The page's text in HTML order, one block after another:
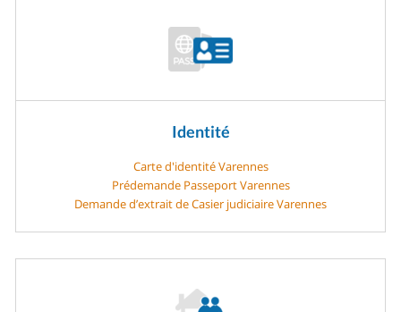
Identité
Carte d'identité Varennes
Prédemande Passeport Varennes
Demande d’extrait de Casier judiciaire Varennes